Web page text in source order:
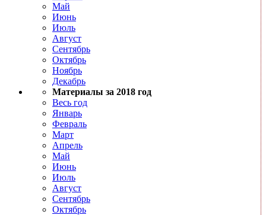
Май
Июнь
Июль
Август
Сентябрь
Октябрь
Ноябрь
Декабрь
Материалы за 2018 год
Весь год
Январь
Февраль
Март
Апрель
Май
Июнь
Июль
Август
Сентябрь
Октябрь